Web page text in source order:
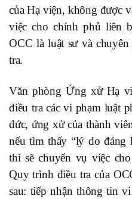
của Hạ viện, không được
việc cho chính phủ liên
OCC là luật sư và
tra.
Văn phòng Ứng xử Hạ
điều tra các vi phạm luật
đức, ứng xử của thành
nếu tìm thấy “lý do đáng
thì sẽ chuyển vụ việc
Quy trình điều tra của
sau: tiếp nhận thông tin